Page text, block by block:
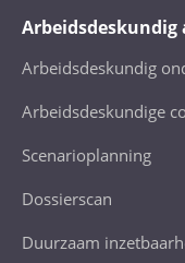
Arbeidsdeskundig
Arbeidsdeskundig
Arbeidsdeskundige
Scenarioplanning
Dossierscan
Duurzaam